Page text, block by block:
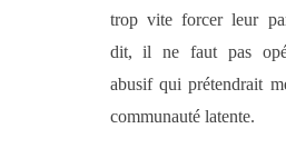
trop vite forcer leur
dit, il ne faut pas
abusif qui prétendrait
communauté latente.